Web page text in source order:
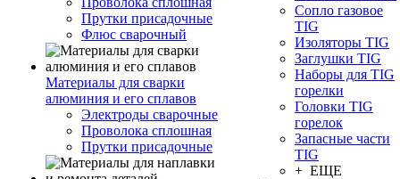
Прутки присадочные
Флюс сварочный
Материалы для сварки
алюминия и его сплавов
Электроды сварочные
Проволока сплошная
Прутки присадочные
Сопло газовое
TIG
Изоляторы TIG
Заглушки TIG
Наборы для TIG
горелки
Головки TIG
горелок
Запасные части
TIG
+ ЕЩЕ